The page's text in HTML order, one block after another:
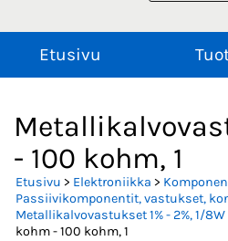
Etusivu
- 100 kohm, 1
Etusivu > Elektroniikka >
Passiivikomponentit, vastukset,
Metallikalvovastukset 1% - 2%, 1/8W
kohm - 100 kohm, 1